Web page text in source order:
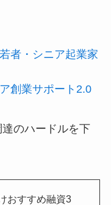
若者・シニア起業家
創業サポート2.0
のハードルを下
おすすめ融資3